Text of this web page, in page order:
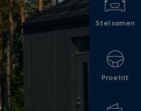
Stel samen
Proefrit